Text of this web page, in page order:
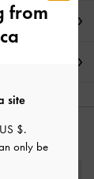
العروض
from
site
US $.
only be